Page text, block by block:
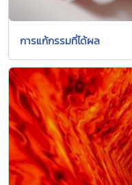
การแก้กรรมที่ได้ผล